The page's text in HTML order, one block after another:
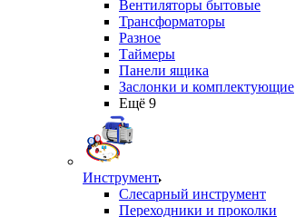
Вентиляторы бытовые
Трансформаторы
Разное
Таймеры
Панели ящика
Заслонки и комплектующие
Ещё 9
Инструмент
Слесарный инструмент
Переходники и проколки